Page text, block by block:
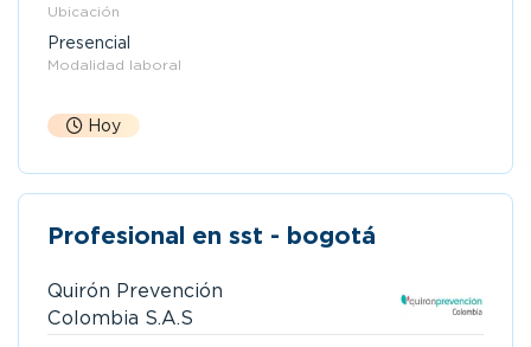
Ubicación
Presencial
Modalidad laboral
Hoy
Profesional en sst - bogotá
Quirón Prevención
Colombia S.A.S